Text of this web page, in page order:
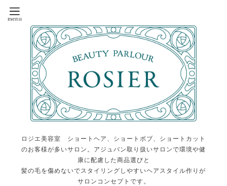
ロジエ美容室 ショートヘア、ショートボブ、ショートカット
のお客様が多いサロン。アジュバン取り扱いサロンで環境や健
康に配慮した商品選びと
髪の毛を傷めないでスタイリングしやすいヘアスタイル作りが
サロンコンセプトです。